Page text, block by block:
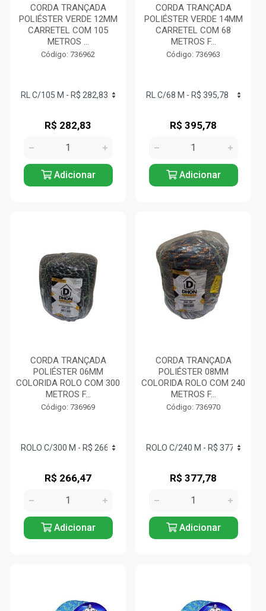
CORDA TRANÇADA
POLIÉSTER VERDE 12MM
CARRETEL COM 105
METROS ...
Código: 736962
R$ 282,83
Adicionar
CORDA TRANÇADA
POLIÉSTER VERDE 14MM
CARRETEL COM 68
METROS F...
Código: 736963
R$ 395,78
Adicionar
CORDA TRANÇADA
POLIÉSTER 06MM
COLORIDA ROLO COM 300
METROS F...
Código: 736969
R$ 266,47
Adicionar
CORDA TRANÇADA
POLIÉSTER 08MM
COLORIDA ROLO COM 240
METROS F...
Código: 736970
R$ 377,78
Adicionar